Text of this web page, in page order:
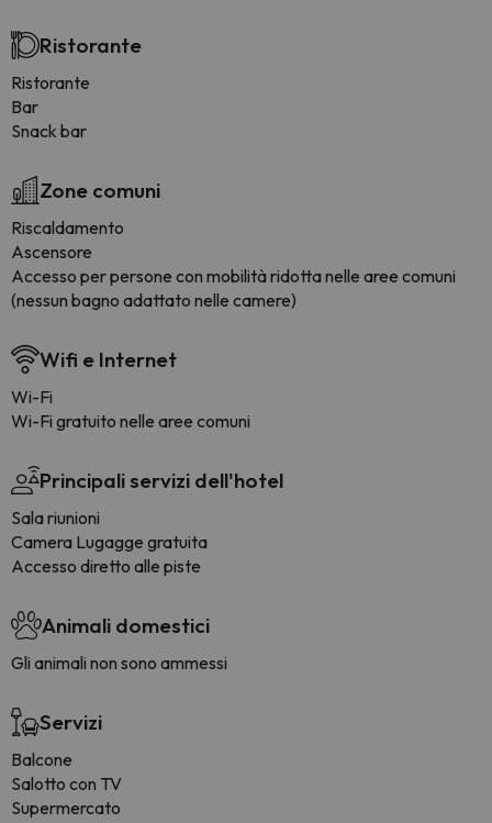
Ristorante
Ristorante
Bar
Snack bar
Zone comuni
Riscaldamento
Ascensore
Accesso per persone con mobilità ridotta nelle aree comuni
(nessun bagno adattato nelle camere)
Wifi e Internet
Wi-Fi
Wi-Fi gratuito nelle aree comuni
Principali servizi dell'hotel
Sala riunioni
Camera Lugagge gratuita
Accesso diretto alle piste
Animali domestici
Gli animali non sono ammessi
Servizi
Balcone
Salotto con TV
Supermercato